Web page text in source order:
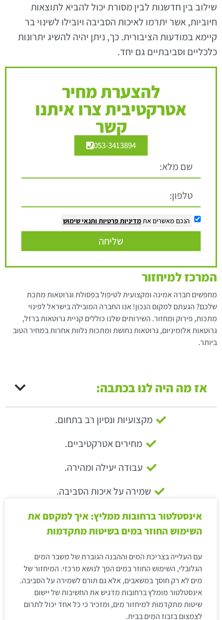
שילוב בין חדשנות לבין מסורת יכול להביא לתוצאות
חיוביות, אשר יתרמו לאיכות הסביבה ויובילו לשינוי בר
קיימא במודעות הציבורית. כך, ניתן יהיה להשיג יתרונות
כלכליים וסביבתיים גם יחד.
להצערת מחיר
אטרקטיבית צרו איתנו
קשר
053-3413894
הנכם מאשרים אתמדיניות פרטיות ותנאי שימוש
שליחה
המרכז למיחזור
מחפשים חברה אמינה ומקצועית לטיפול בפסולת וגרוטאות מתכת
שלכם? הגעתם למקום הנכון! אנו החברה המובילה בישראל לפינוי
מתכות, פירוק ומחזור. השירותים שלנו כוללים קניית גרוטאות ברזל,
גרוטאות אלומיניום, גרוטאות נחושת ומתכות נלוות אחרות במחיר הטוב
ביותר.
אז מה היה לנו בכתבה:
מקצועיות ונסיון רב בתחום.
מחירים אטרקטיביים.
עבודה יעילה ומהירה.
שמירה על איכות הסביבה.
אינסטלטור ברחובות ממליץ: איך למקסם את
השימוש החוזר במים בשיטות מתקדמות
עם העלייה בצריכת המים וההבנה הגוברת של משבר המים
הגלובלי, השימוש החוזר במים הפך לנושא מרכזי. המיחזור של
מים לא רק חוסך במשאבים, אלא גם תורם לשמירה על הסביבה.
אינסטלטור מומלץ ברחובות מדגיש את החשיבות של יישום
שיטות מתקדמות למיחזור מים, ומזכיר כי כל אחד יכול לתרום
לצמצום בזבוז המים בבית.